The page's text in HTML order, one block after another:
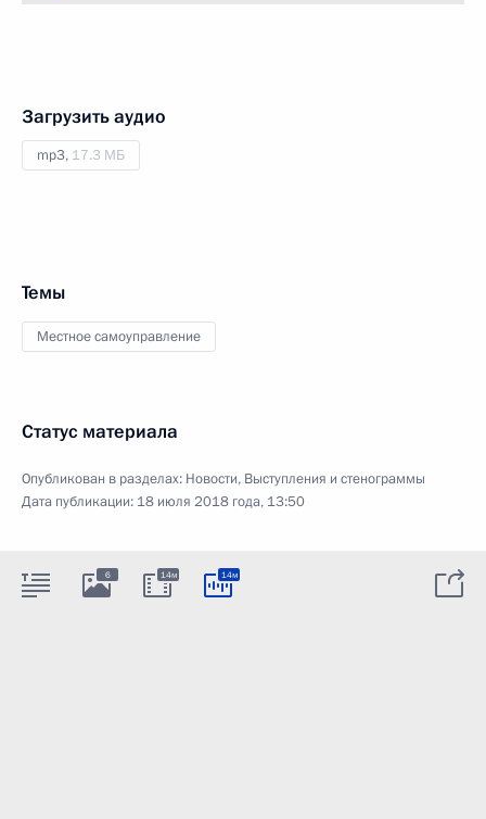
Загрузить аудио
mp3, 17.3 МБ
Темы
Местное самоуправление
Статус материала
Опубликован в разделах: Новости, Выступления и стенограммы
Дата публикации: 18 июля 2018 года, 13:50
6 14м 14м